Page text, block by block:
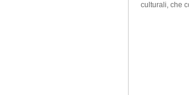
culturali, che